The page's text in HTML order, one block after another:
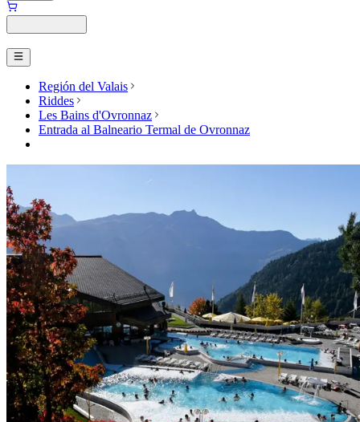
Región del Valais
Riddes
Les Bains d'Ovronnaz
Entrada al Balneario Termal de Ovronnaz